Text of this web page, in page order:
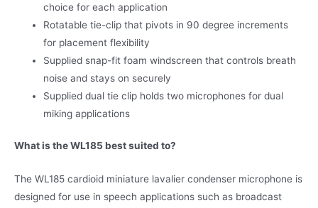
choice for each application
Rotatable tie-clip that pivots in 90 degree increments
for placement flexibility
Supplied snap-fit foam windscreen that controls breath
noise and stays on securely
Supplied dual tie clip holds two microphones for dual
miking applications
What is the WL185 best suited to?
The WL185 cardioid miniature lavalier condenser microphone is
designed for use in speech applications such as broadcast